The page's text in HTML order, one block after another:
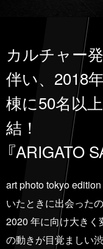
カルチャー
伴い、 2018
棟に50名以
結！
『ARIGATO
art photo tokyo
いたときに出会った
2020 年に向け大きく
の動きが目覚ましい